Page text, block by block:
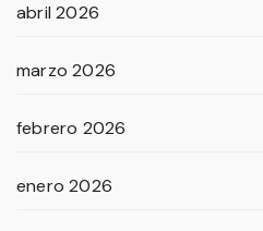
abril 2026
marzo 2026
febrero 2026
enero 2026